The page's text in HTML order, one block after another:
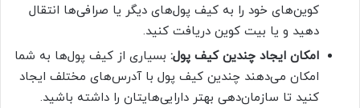
کوین‌های خود را به کیف پول‌های دیگر یا صرافی‌ها انتقال
دهید و یا بیت کوین دریافت کنید.
امکان ایجاد چندین کیف پول: بسیاری از کیف پول‌ها به شما
امکان می‌دهند چندین کیف پول با آدرس‌های مختلف ایجاد
کنید تا سازمان‌دهی بهتر دارایی‌هایتان را داشته باشید.